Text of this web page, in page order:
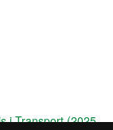
i Transport (2025-